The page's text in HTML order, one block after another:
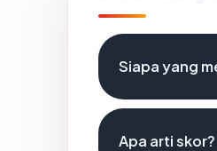
Siapa yang
Apa arti skor?